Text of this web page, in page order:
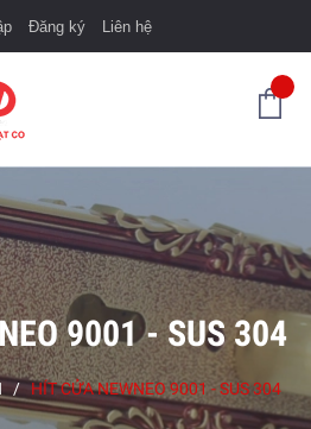
Đăng ký Liên hệ
9001 - SUS 304
/ HÍT CỬA NEWNEO 9001 - SUS 304